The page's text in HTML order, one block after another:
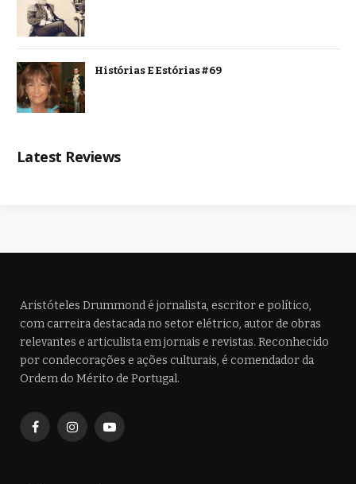
Histórias E Estórias #69
Latest Reviews
Aristóteles Drummond é jornalista, escritor e político,
com carreira destacada no setor elétrico, autor de obras
relevantes e articulista em jornais e revistas. Reconhecido
por condecorações e ações culturais, é comendador da
Ordem do Mérito de Portugal.
FacebookInstagramYouTube